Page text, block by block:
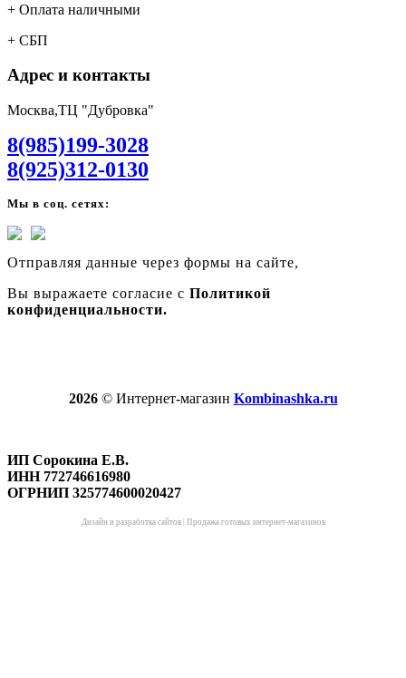
+ Оплата наличными
+ СБП
Адрес и контакты
Москва,ТЦ "Дубровка"
8(985)199-3028
8(925)312-0130
Мы в соц. сетях:
Отправляя данные через формы на сайте,
Вы выражаете согласие с Политикой
конфиденциальности.
2026© Интернет-магазин Kombinashka.ru
ИП Сорокина Е.В.
ИНН 772746616980
ОГРНИП 325774600020427
Дизайн и разработка сайтов| Продажа готовых интернет-магазинов